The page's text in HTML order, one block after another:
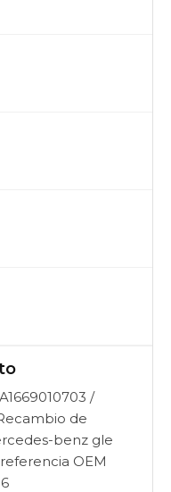
/
de
benz gle
OEM